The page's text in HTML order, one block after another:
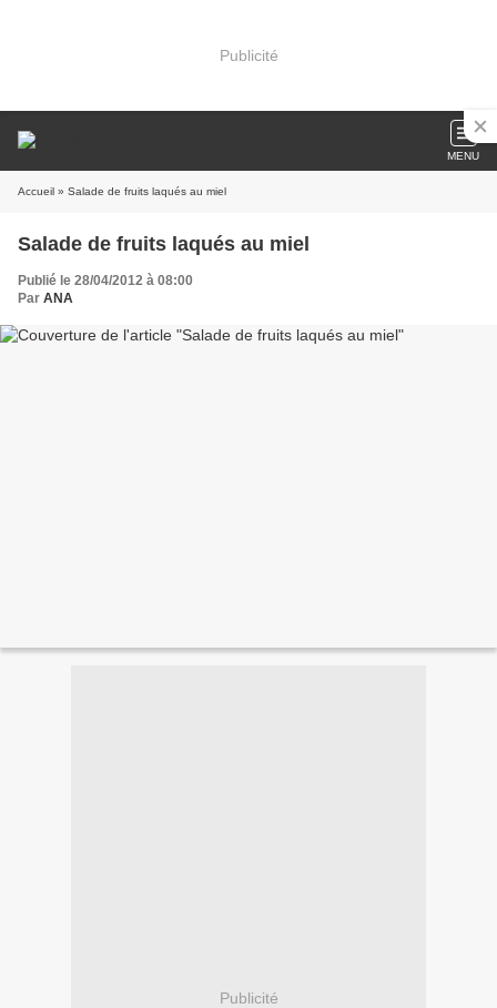
Publicité
MENU
Accueil » Salade de fruits laqués au miel
Salade de fruits laqués au miel
Publié le 28/04/2012 à 08:00
Par ANA
Publicité